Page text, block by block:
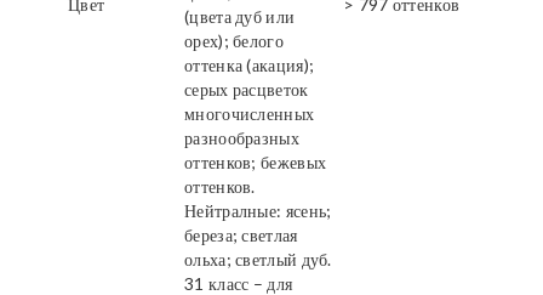
Цвет
(цвета дуб или
орех); белого
оттенка (акация);
серых расцветок
многочисленных
разнообразных
оттенков; бежевых
оттенков.
Нейтралные: ясень;
береза; светлая
ольха; светлый дуб.
> 797 оттенков
31 класс – для